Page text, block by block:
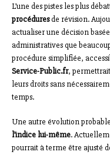
L’une des pistes les plus
procéduresde révision.
actualiser une décision
administratives que
procédure simplifiée,
Service-Public.fr,
leurs droits sans
temps.
Une autre évolution
l’indice lui-même.
pourrait à terme être ajusté